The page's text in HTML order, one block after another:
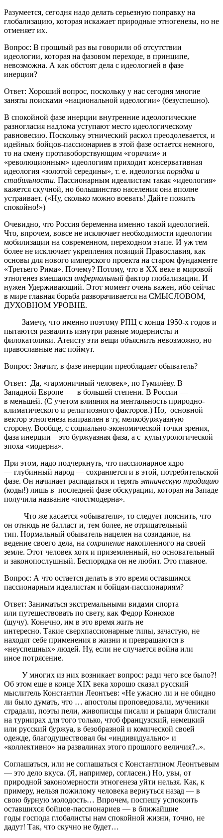
Разумеется, сегодня надо делать серьезную поправку на
глобализацию, которая искажает природные этногенезы, но не
отменяет их.
Вопрос: В прошлый раз вы говорили об отсутствии
идеологии, которая на фазовом переходе, в принципе,
невозможна. А как обстоят дела с идеологией в фазе
инерции?
Ответ: Хороший вопрос, поскольку у нас сегодня многие
заняты поисками «национальной идеологии» (безуспешно).
В спокойной фазе инерции внутренние идеологические
разногласия надлома уступают место идеологическому
равновесию. Поскольку этнический раскол преодолевается, и
идейных бойцов-пассионариев в этой фазе остается немного,
то на смену противоборствующим «горячим» и
«революционным» идеологиям приходит консервативная
идеология «золотой середины», т. е. идеология порядка и
стабильности. Пассионарным идеалистам такая «идеология»
кажется скучной, но большинство населения она вполне
устраивает. («Ну, сколько можно воевать! Дайте пожить
спокойно!»)
Очевидно, что Россия беременна именно такой идеологией.
Что, впрочем, вовсе не исключает необходимости идеологии
мобилизации на современном, переходном этапе. И уж тем
более не исключает укрепления позиций Православия, как
основы для нового имперского проекта на старом фундаменте
«Третьего Рима». Почему? Потому, что в XX веке в мировой
этногенез вмешался инфернальный фактор глобализации. И
нужен Удерживающий. Этот момент очень важен, ибо сейчас
в мире главная борьба разворачивается на СМЫСЛОВОМ,
ДУХОВНОМ УРОВНЕ.
Замечу, что именно поэтому РПЦ с конца 1950-х годов и
пытаются развалить изнутри разные модернисты и
филокатолики. Атеисту эти вещи объяснить невозможно, но
православные нас поймут.
Вопрос: Значит, в фазе инерции преобладает обыватель?
Ответ: Да, «гармоничный человек», по Гумилёву. В
Западной Европе — в большей степени. В России —
в меньшей. (С учетом влияния на ментальность природно-
климатического и религиозного факторов.) Но, основной
вектор этногенеза направлен в ту, мелкобуржуазную
сторону. Вообще, с социально-экономической точки зрения,
фаза инерции – это буржуазная фаза, а с культурологической –
эпоха «модерна».
При этом, надо подчеркнуть, что пассионарное ядро
— глубинный народ — сохраняется и в этой, потребительской
фазе. Он начинает распадаться и терять этническую традицию
(коды!) лишь в последней фазе обскурации, которая на Западе
получила название «постмодерна».
Что же касается «обывателя», то следует пояснить, что
он отнюдь не балласт и, тем более, не отрицательный
тип. Нормальный обыватель нацелен на созидание, на
ведение своего дела, на сохранение накопленного на своей
земле. Этот человек хотя и приземленный, но основательный
и законопослушный. Беспорядка он не любит. Это главное.
Вопрос: А что остается делать в это время оставшимся
пассионарным идеалистам и бойцам-пассионариям?
Ответ: Заниматься экстремальными видами спорта
или путешествовать по свету, как Федор Конюхов
(шучу). Конечно, им в это время жить не
интересно. Такие сверхпассионарные типы, зачастую, не
находят себе применения в жизни и превращаются в
«неуспешных» людей. Ну, если не случается война или
иное потрясение.
У многих из них возникает вопрос: ради чего все было?!
Об этом еще в конце XIX века хорошо сказал русский
мыслитель Константин Леонтьев: «Не ужасно ли и не обидно
ли было думать, что … апостолы проповедовали, мученики
страдали, поэты пели, живописцы писали и рыцари блистали
на турнирах для того только, чтоб французский, немецкий
или русский буржуа, в безобразной и комической своей
одежде, благодушествовал бы «индивидуально» и
«коллективно» на развалинах этого прошлого величия?..».
Соглашаться, или не соглашаться с Константином Леонтьевым
— это дело вкуса. (Я, например, согласен.) Но, увы, от
природной закономерности этногенеза уйти нельзя. Как, к
примеру, нельзя пожилому человека вернуться назад — в
свою бурную молодость… Впрочем, поспешу успокоить
оставшихся бойцов-пассионариев — в ближайшие
годы господа глобалисты нам спокойной жизни, точно, не
дадут! Так, что скучно не будет…